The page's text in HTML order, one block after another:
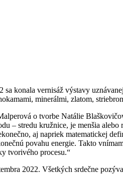
sa konala vernisáž výstavy
minerálmi, zlatom,
o tvorbe Natálie
– stredu kružnice, je menšia
aj napriek matematickej
povahu energie. Takto
tvorivého procesu.“
2022. Všetkých srdečne